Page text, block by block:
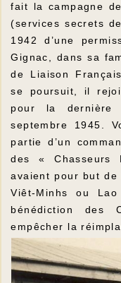
fait la campagne
(services secrets
1942 d’une
Gignac, dans sa
de Liaison
se poursuit, il
pour la
septembre 1945.
partie d’un
des « Chasseurs
avaient pour but
Viêt-Minhs ou
bénédiction des
empêcher la